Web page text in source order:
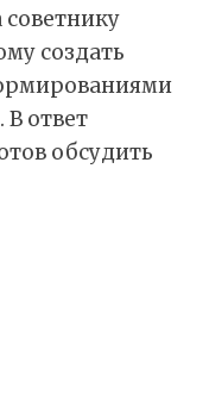
создать
ответ
обсудить